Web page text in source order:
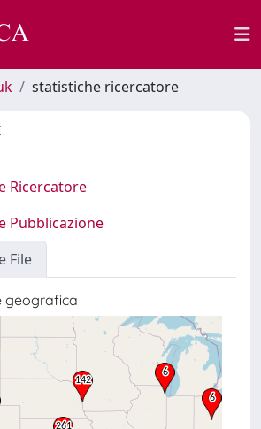
statistiche ricercatore
Ricercatore
Pubblicazione
File
geografica